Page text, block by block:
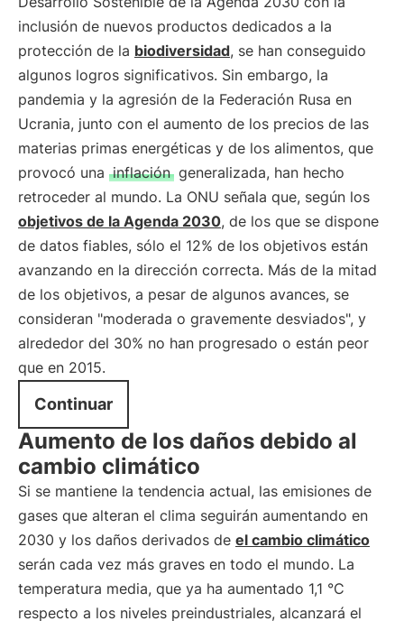
inclusión de nuevos productos dedicados a la
protección de la biodiversidad, se han conseguido
algunos logros significativos. Sin embargo, la
pandemia y la agresión de la Federación Rusa en
Ucrania, junto con el aumento de los precios de las
materias primas energéticas y de los alimentos, que
provocó una inflación generalizada, han hecho
retroceder al mundo. La ONU señala que, según los
objetivos de la Agenda 2030, de los que se dispone
de datos fiables, sólo el 12% de los objetivos están
avanzando en la dirección correcta. Más de la mitad
de los objetivos, a pesar de algunos avances, se
consideran "moderada o gravemente desviados", y
alrededor del 30% no han progresado o están peor
que en 2015.
Continuar
Aumento de los daños debido al
cambio climático
Si se mantiene la tendencia actual, las emisiones de
gases que alteran el clima seguirán aumentando en
2030 y los daños derivados de el cambio climático
serán cada vez más graves en todo el mundo. La
temperatura media, que ya ha aumentado 1,1 °C
respecto a los niveles preindustriales, alcanzará el